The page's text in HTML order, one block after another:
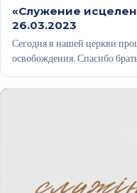
«Служение
26.03.2023
Сегодня в нашей церкви
освобождения. Спасибо
которые посетили нас и